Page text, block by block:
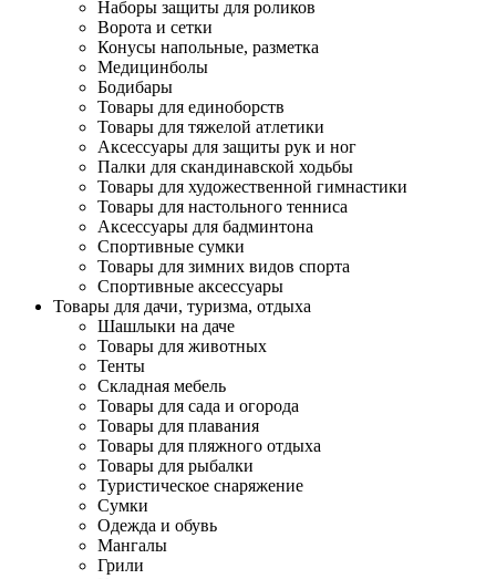
Наборы защиты для роликов
Ворота и сетки
Конусы напольные, разметка
Медицинболы
Бодибары
Товары для единоборств
Товары для тяжелой атлетики
Аксессуары для защиты рук и ног
Палки для скандинавской ходьбы
Товары для художественной гимнастики
Товары для настольного тенниса
Аксессуары для бадминтона
Спортивные сумки
Товары для зимних видов спорта
Спортивные аксессуары
Товары для дачи, туризма, отдыха
Шашлыки на даче
Товары для животных
Тенты
Складная мебель
Товары для сада и огорода
Товары для плавания
Товары для пляжного отдыха
Товары для рыбалки
Туристическое снаряжение
Сумки
Одежда и обувь
Мангалы
Грили